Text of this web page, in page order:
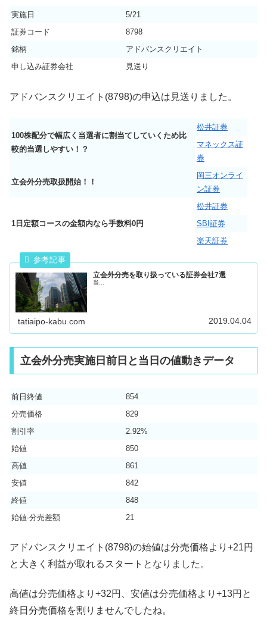
実施日
5/21
証券コード
8798
銘柄
アドバンスクリエイト
申し込み証券会社
見送り
アドバンスクリエイト(8798)の申込は見送りました。
100株配分で幅広く当選者に割当てしていくため比
較的当選しやすい！？
松井証券
マネックス証
券
立会外分売取扱開始！！
岡三オンライ
ン証券
1日定額コースの金額内なら手数料0円
松井証券
SBI証券
楽天証券
立会外分売を取り扱っている証券会社7選
当...
tatiaipo-kabu.com 2019.04.04
立会外分売実施日前日と当日の値動きデータ
前日終値
854
分売価格
829
割引率
2.92%
始値
850
高値
861
安値
842
終値
848
始値-分売差額
21
アドバンスクリエイト(8798)の始値は分売価格より+21円
と大きく利益が取れるスタートとなりました。
高値は分売価格より+32円、安値は分売価格より+13円と
終日分売価格を割りませんでしたね。